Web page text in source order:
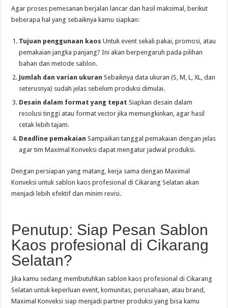
Agar proses pemesanan berjalan lancar dan hasil maksimal, berikut
beberapa hal yang sebaiknya kamu siapkan:
Tujuan penggunaan kaos Untuk event sekali pakai, promosi, atau
pemakaian jangka panjang? Ini akan berpengaruh pada pilihan
bahan dan metode sablon.
Jumlah dan varian ukuran Sebaiknya data ukuran (S, M, L, XL, dan
seterusnya) sudah jelas sebelum produksi dimulai.
Desain dalam format yang tepat Siapkan desain dalam
resolusi tinggi atau format vector jika memungkinkan, agar hasil
cetak lebih tajam.
Deadline pemakaian Sampaikan tanggal pemakaian dengan jelas
agar tim Maximal Konveksi dapat mengatur jadwal produksi.
Dengan persiapan yang matang, kerja sama dengan Maximal
Konveksi untuk sablon kaos profesional di Cikarang Selatan akan
menjadi lebih efektif dan minim revisi.
Penutup: Siap Pesan Sablon
Kaos profesional di Cikarang
Selatan?
Jika kamu sedang membutuhkan sablon kaos profesional di Cikarang
Selatan untuk keperluan event, komunitas, perusahaan, atau brand,
Maximal Konveksi siap menjadi partner produksi yang bisa kamu